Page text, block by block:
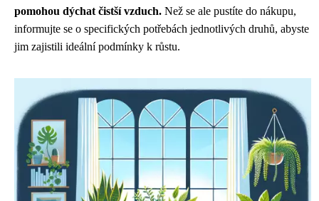
pomohou dýchat čistší vzduch. Než se ale pustíte do nákupu,
informujte se o specifických potřebách jednotlivých druhů, abyste
jim zajistili ideální podmínky k růstu.